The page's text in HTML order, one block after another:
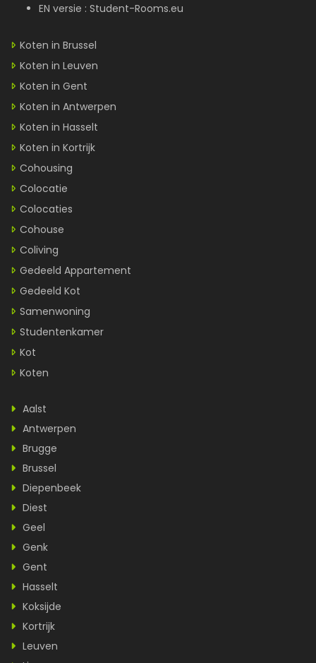
EN versie : Student-Rooms.eu
Koten in Brussel
Koten in Leuven
Koten in Gent
Koten in Antwerpen
Koten in Hasselt
Koten in Kortrijk
Cohousing
Colocatie
Colocaties
Cohouse
Coliving
Gedeeld Appartement
Gedeeld Kot
Samenwoning
Studentenkamer
Kot
Koten
Aalst
Antwerpen
Brugge
Brussel
Diepenbeek
Diest
Geel
Genk
Gent
Hasselt
Koksijde
Kortrijk
Leuven